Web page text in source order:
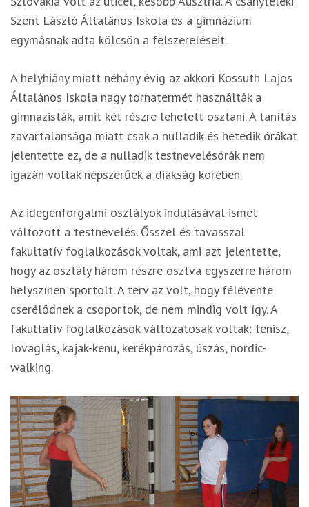
Szent László Általános Iskola és a gimnázium
egymásnak adta kölcsön a felszereléseit.
A helyhiány miatt néhány évig az akkori Kossuth Lajos
Általános Iskola nagy tornatermét használták a
gimnazisták, amit két részre lehetett osztani. A tanítás
zavartalansága miatt csak a nulladik és hetedik órákat
jelentette ez, de a nulladik testnevelésórák nem
igazán voltak népszerűek a diákság körében.
Az idegenforgalmi osztályok indulásával ismét
változott a testnevelés. Ősszel és tavasszal
fakultatív foglalkozások voltak, ami azt jelentette,
hogy az osztály három részre osztva egyszerre három
helyszínen sportolt. A terv az volt, hogy félévente
cserélődnek a csoportok, de nem mindig volt így. A
fakultatív foglalkozások változatosak voltak: tenisz,
lovaglás, kajak-kenu, kerékpározás, úszás, nordic-
walking.